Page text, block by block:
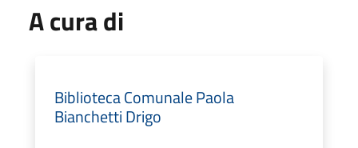
A cura di
Biblioteca Comunale Paola
Bianchetti Drigo